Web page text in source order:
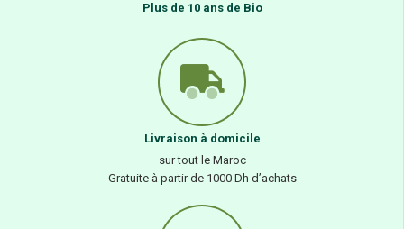
Plus de 10 ans de Bio
Livraison à domicile
sur tout le Maroc
Gratuite à partir de 1000 Dh d’achats